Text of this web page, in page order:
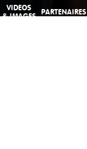
VIDEOS
& IMAGES
PARTENAIRES